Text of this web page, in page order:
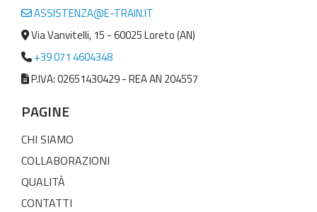
ASSISTENZA@E-TRAIN.IT
Via Vanvitelli, 15 - 60025 Loreto (AN)
+39 071 4604348
P.IVA: 02651430429 - REA AN 204557
PAGINE
CHI SIAMO
COLLABORAZIONI
QUALITÀ
CONTATTI